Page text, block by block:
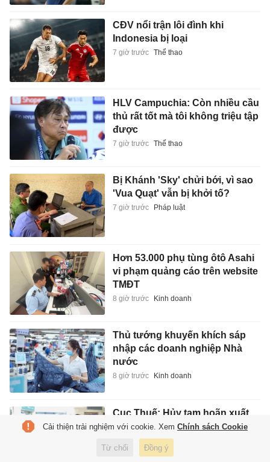
CĐV nổi trận lôi đình khi
Indonesia bị loại
7 giờ trước Thể thao
HLV Campuchia: Còn nhiều cầu
thủ rất tốt mà tôi không triệu tập
được
7 giờ trước Thể thao
Bị Khánh 'Sky' chửi bới, vì sao
'Vua Quạt' vẫn bị khởi tố?
7 giờ trước Pháp luật
Hơn 53.000 phụ tùng ôtô Asahi
vi phạm quảng cáo trên website
TMĐT
8 giờ trước Kinh doanh
Thủ tướng khuyến khích sáp
nhập các doanh nghiệp Nhà
nước
8 giờ trước Kinh doanh
Cục Thuế: Hủy tạm hoãn xuất
cảnh ngay khi người nộp thuế
đủ điều kiện
8 giờ trước Kinh doanh
Cải thiện trải nghiệm với cookie. Xem Chính sách Cookie
Từ chối Đồng ý